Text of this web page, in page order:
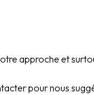
approche et
pour nous